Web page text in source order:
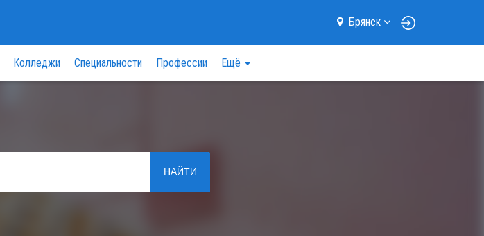
Брянск
Колледжи Специальности Профессии Ещё
НАЙТИ